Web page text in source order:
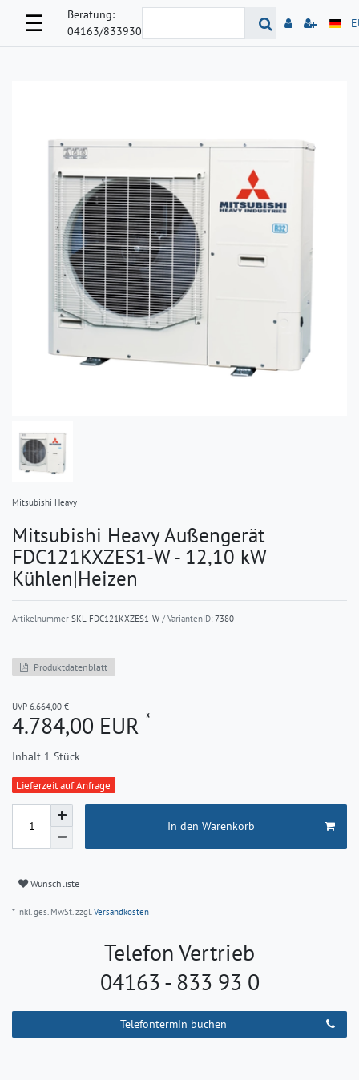
☰
Beratung:
04163/833930
Mitsubishi Heavy
Mitsubishi Heavy Außengerät
FDC121KXZES1-W - 12,10 kW
Kühlen|Heizen
Artikelnummer SKL-FDC121KXZES1-W / VariantenID: 7380
Produktdatenblatt
UVP 6.664,00 €
4.784,00 EUR *
Inhalt 1 Stück
Lieferzeit auf Anfrage
In den Warenkorb
Wunschliste
* inkl. ges. MwSt. zzgl.Versandkosten
Telefon Vertrieb
04163 - 833 93 0
Telefontermin buchen